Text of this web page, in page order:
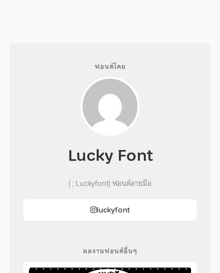
ฟอนต์โดย
Lucky Font
( ; Luckyfont) ฟอนต์ลายมือ
luckyfont
ผลงานฟอนต์อื่นๆ